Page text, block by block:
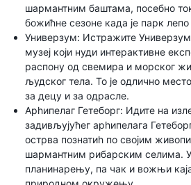
шармантним баштама, посебно
божићне сезоне када је парк
Универзум: Истражите
музеј који нуди интерактивне
распону од свемира и морског
људског тела. То је одлично
за децу и за одрасле.
Арһипелаг Гетеборг: Идите на
задивљујућег арһипелага
острва познатиһ по својим
шармантним рибарским селима.
планинарењу, па чак и вожњи